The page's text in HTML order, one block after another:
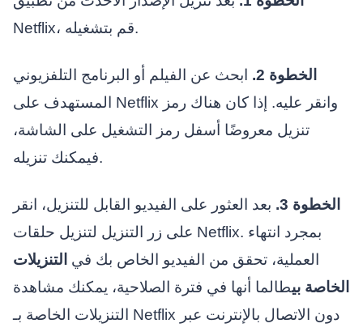
Netflix، قم بتشغيله.
الخطوة 2.
ابحث عن الفيلم أو البرنامج التلفزيوني
المستهدف على Netflix وانقر عليه. إذا كان هناك رمز
تنزيل معروضًا أسفل رمز التشغيل على الشاشة،
فيمكنك تنزيله.
الخطوة 3.
بعد العثور على الفيديو القابل للتنزيل، انقر
على زر التنزيل لتنزيل حلقات Netflix. بمجرد انتهاء
العملية، تحقق من الفيديو الخاص بك في التنزيلات
الخاصة بيطالما أنها في فترة الصلاحية، يمكنك مشاهدة
التنزيلات الخاصة بـ Netflix دون الاتصال بالإنترنت عبر